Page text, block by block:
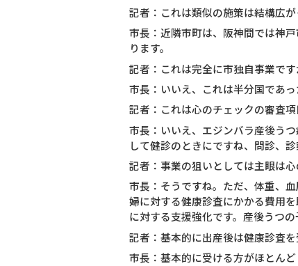
記者：これは類似の施策は結構広が
市長：近隣市町は、阪神間では神
ります。
記者：これは完全に市独自事業です
市長：いいえ、これは半分国であ
記者：これは心のチェックの審査項
市長：いいえ、エジンバラ産後う
して健診のときにですね、問診、
記者：事業の狙いとしては主眼は
市長：そうですね。ただ、体重、
婦に対する健康診査にかかる費用
に対する支援強化です。産後うつ
記者：基本的に出産後は健康診査を
市長：基本的に受ける方がほとんど